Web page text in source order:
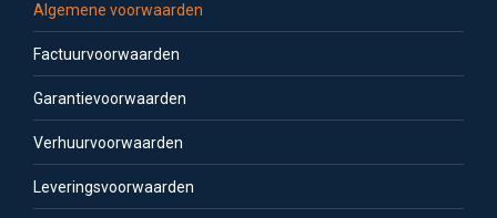
Algemene voorwaarden
Factuurvoorwaarden
Garantievoorwaarden
Verhuurvoorwaarden
Leveringsvoorwaarden